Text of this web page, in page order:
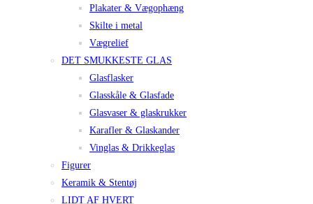
Plakater & Vægophæng
Skilte i metal
Vægrelief
DET SMUKKESTE GLAS
Glasflasker
Glasskåle & Glasfade
Glasvaser & glaskrukker
Karafler & Glaskander
Vinglas & Drikkeglas
Figurer
Keramik & Stentøj
LIDT AF HVERT